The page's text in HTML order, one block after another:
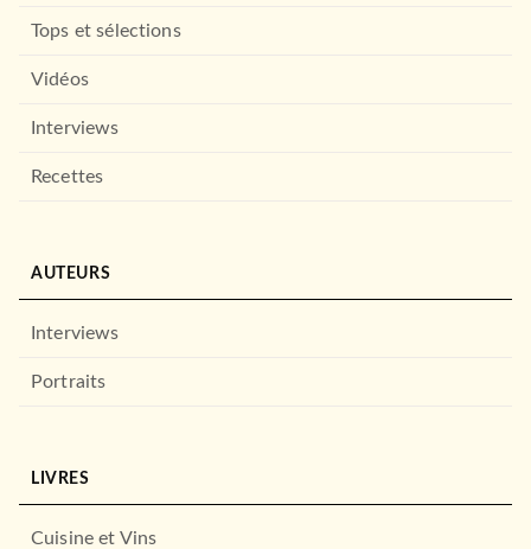
Tops et sélections
Vidéos
Interviews
Recettes
AUTEURS
Interviews
Portraits
LIVRES
Cuisine et Vins